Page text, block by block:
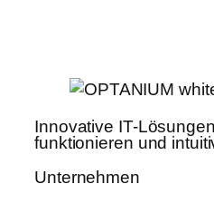
Innovative IT-
funktionieren und
Unternehmen